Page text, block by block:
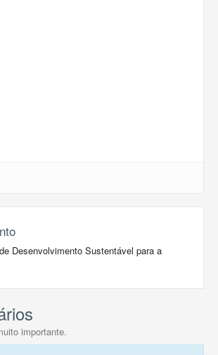
Desenvolvimento Sustentável para a
importante.